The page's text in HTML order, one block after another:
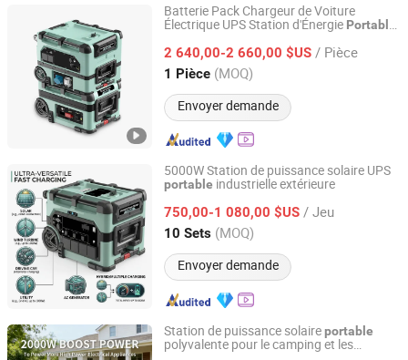
Batterie Pack Chargeur de Voiture
Électrique UPS Station d'Énergie Portable
2 640,00-2 660,00 $US / Pièce
1 Pièce (MOQ)
Envoyer demande
Suzhou Drivelong Intelligence Technology Co., Ltd.
Jiangsu, China Depuis 2017
5000W Station de puissance solaire UPS
portable industrielle extérieure
750,00-1 080,00 $US / Jeu
10 Sets (MOQ)
Envoyer demande
Suzhou Drivelong Intelligence Technology Co., Ltd.
Jiangsu, China Depuis 2017
Station de puissance solaireportable
polyvalente pour le camping et les
Shaoxing Rich Technology Co., Ltd.